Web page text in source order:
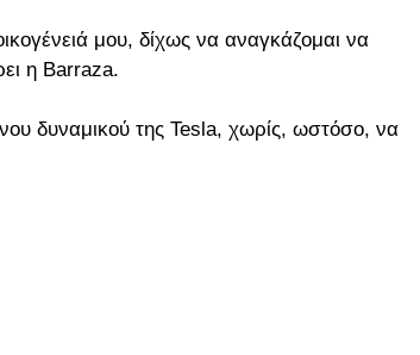
μου, δίχως να αναγκάζομαι να
η Barraza.
δυναμικού της Tesla, χωρίς, ωστόσο, να